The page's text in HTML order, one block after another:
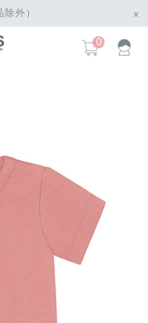
外） x
0